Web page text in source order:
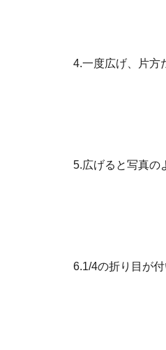
4.一度広げ、片方
5.広げると写真の
6.1/4の折り目が